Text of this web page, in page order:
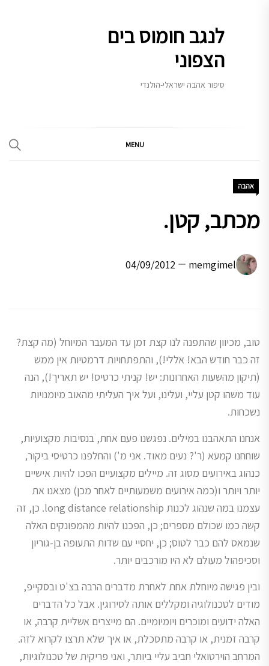
לנגב חומוס בים
הצפוני
סיפור אהבה ישראלי-הולנדי
MENU
אהבה
מכתב, קטן.
memgimel
04/09/2012
טוב, מכיוון שהתפנה לנו קצת זמן עד המעבר המיוחל (מה קצת?
זה כבר חודש הבא! אללי!), והתפתחויות דרמטיות אין ממש
(תיקון מהשעות האחרונות: יש! קניתי כרטיס! יש תאריך!), הנה
עוד משהו קטן עליי, ועלינו, ועל איך העליתי מהאוב מיומנויות
נשכחות.
אנחנו התאהבנו במילים. נפגשנו פעם אחת, בנסיבות מקצועיות,
שוחחנו קמעא (ר'? נעים מאוד. אני מ') והחלפנו כרטיסי ביקור,
כנהוג באירועים מסוג זה. מיילים מקצועיים הפכו להיות אישיים
יותר ויותר ו(כמה אירועים משמעותיים לאחר מכן) מצאנו את
עצמנו במה שנהוג לכנות long distance relationship. כן, זה
קשה כמו שכולם מספרים; כן, הפכנו להיות מהמפונקים האלה
שנמאס להם כבר לטוס; כן, יחסיי עם שדות התעופה בן-גוריון
וסכיפהול מעולם לא היו מורכבים יותר.
ובין פגישה מיוחלת אחת לאחרת מדברים הרבה בצ'ט ובסקייפ,
מודים לטכנולוגיה ומקללים אותה לסירוגין. אבל כל הדברים
האלה ידועים ומוכרים ויומיומיים. הם מייצרים אשליית קרבה, או
קרבה זמנית, או קרבה מתסכלת, או איך שלא תרצו לקרוא לזה.
המרחב הוירטואלי חביב עליי ביותר, ואני פריקית של טכנולוגיות,